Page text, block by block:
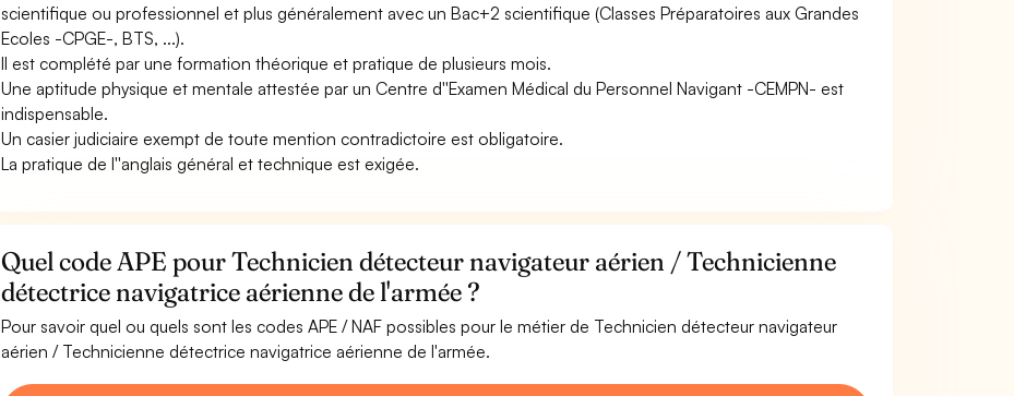
scientifique ou professionnel et plus généralement avec un Bac+2 scientifique (Classes Préparatoires aux Grandes
Ecoles -CPGE-, BTS, ...).
Il est complété par une formation théorique et pratique de plusieurs mois.
Une aptitude physique et mentale attestée par un Centre d''Examen Médical du Personnel Navigant -CEMPN- est
indispensable.
Un casier judiciaire exempt de toute mention contradictoire est obligatoire.
La pratique de l''anglais général et technique est exigée.
Quel code APE pour Technicien détecteur navigateur aérien / Technicienne
détectrice navigatrice aérienne de l'armée ?
Pour savoir quel ou quels sont les codes APE / NAF possibles pour le métier de Technicien détecteur navigateur
aérien / Technicienne détectrice navigatrice aérienne de l'armée.